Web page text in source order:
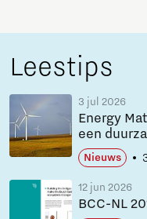
Leestips
3 jul 2026
Energy
een
Nieuws
12 jun 2026
BCC-NL